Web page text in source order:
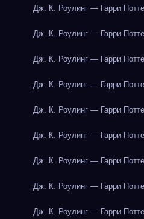
Дж. К. Роулинг — Гарри
Дж. К. Роулинг — Гарри
Дж. К. Роулинг — Гарри
Дж. К. Роулинг — Гарри
Дж. К. Роулинг — Гарри
Дж. К. Роулинг — Гарри
Дж. К. Роулинг — Гарри
Дж. К. Роулинг — Гарри
Дж. К. Роулинг — Гарри